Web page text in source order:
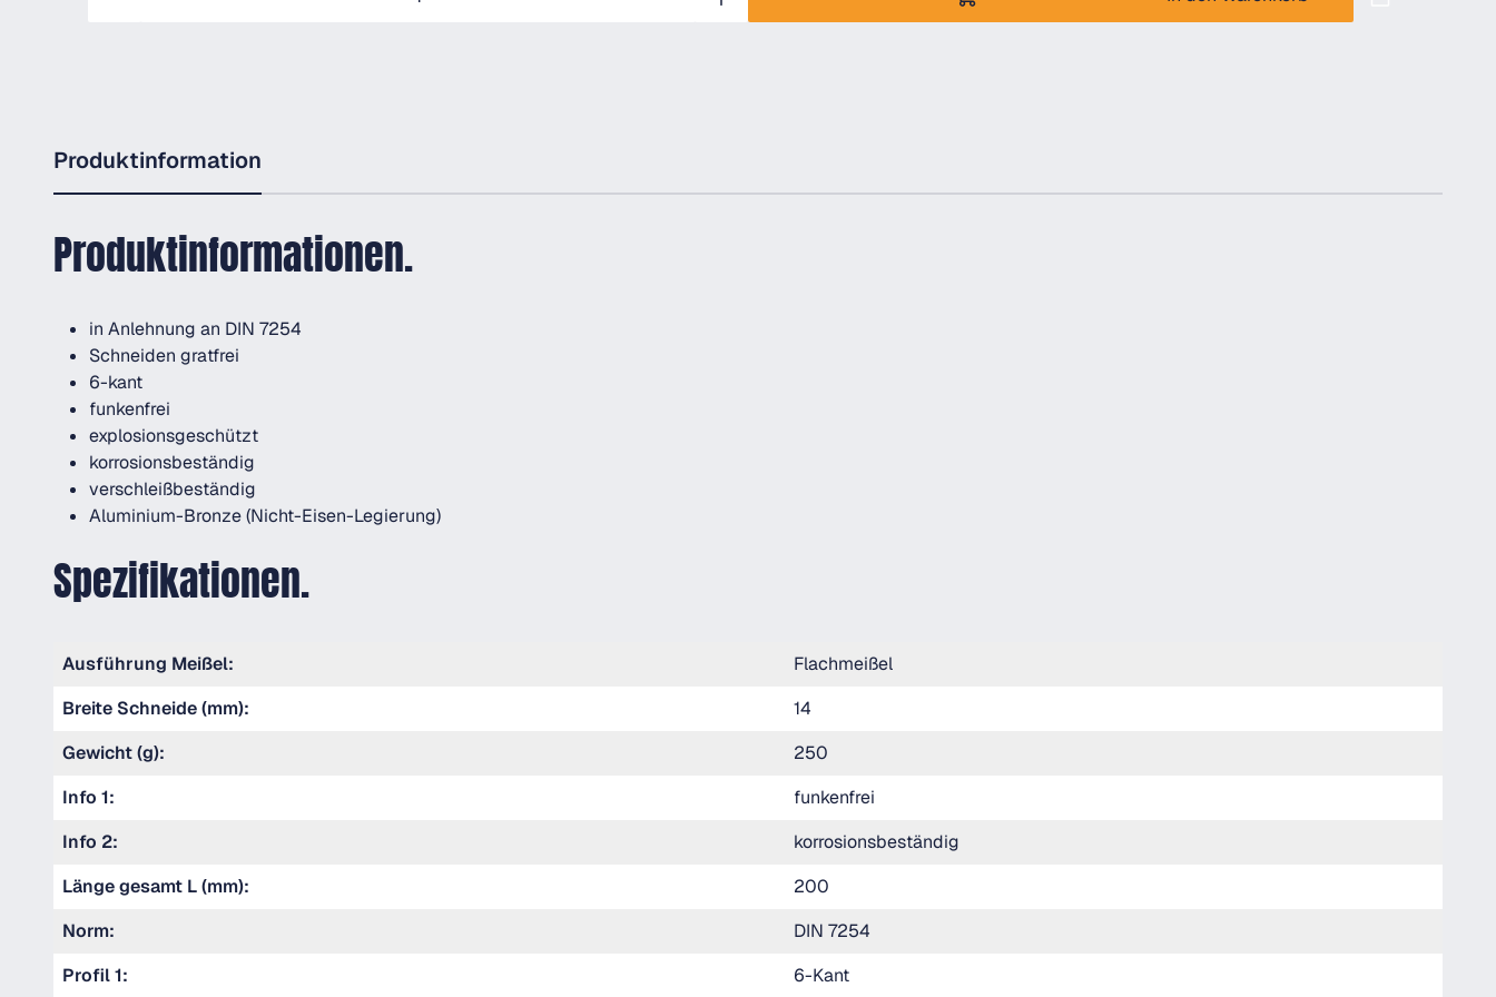
Produktinformation
Produktinformationen.
in Anlehnung an DIN 7254
Schneiden gratfrei
6-kant
funkenfrei
explosionsgeschützt
korrosionsbeständig
verschleißbeständig
Aluminium-Bronze (Nicht-Eisen-Legierung)
Spezifikationen.
Ausführung Meißel:
Flachmeißel
Breite Schneide (mm):
14
Gewicht (g):
250
Info 1:
funkenfrei
Info 2:
korrosionsbeständig
Länge gesamt L (mm):
200
Norm:
DIN 7254
Profil 1:
6-Kant